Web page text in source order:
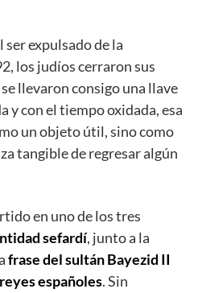
ser expulsado de la
los judíos cerraron sus
llevaron consigo una llave
y con el tiempo oxidada, esa
un objeto útil, sino como
tangible de regresar algún
en uno de los tres
sefardí, junto a la
frase del sultán Bayezid II
españoles. Sin